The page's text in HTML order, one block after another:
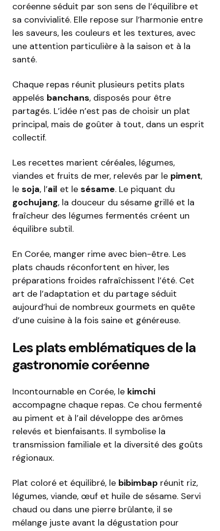
coréenne séduit par son sens de l’équilibre et
sa convivialité. Elle repose sur l’harmonie entre
les saveurs, les couleurs et les textures, avec
une attention particulière à la saison et à la
santé.
Chaque repas réunit plusieurs petits plats
appelés banchans, disposés pour être
partagés. L’idée n’est pas de choisir un plat
principal, mais de goûter à tout, dans un esprit
collectif.
Les recettes marient céréales, légumes,
viandes et fruits de mer, relevés par le piment,
le soja, l’ail et le sésame. Le piquant du
gochujang, la douceur du sésame grillé et la
fraîcheur des légumes fermentés créent un
équilibre subtil.
En Corée, manger rime avec bien-être. Les
plats chauds réconfortent en hiver, les
préparations froides rafraîchissent l’été. Cet
art de l’adaptation et du partage séduit
aujourd’hui de nombreux gourmets en quête
d’une cuisine à la fois saine et généreuse.
Les plats emblématiques de la
gastronomie coréenne
Incontournable en Corée, le kimchi
accompagne chaque repas. Ce chou fermenté
au piment et à l’ail développe des arômes
relevés et bienfaisants. Il symbolise la
transmission familiale et la diversité des goûts
régionaux.
Plat coloré et équilibré, le bibimbap réunit riz,
légumes, viande, œuf et huile de sésame. Servi
chaud ou dans une pierre brûlante, il se
mélange juste avant la dégustation pour